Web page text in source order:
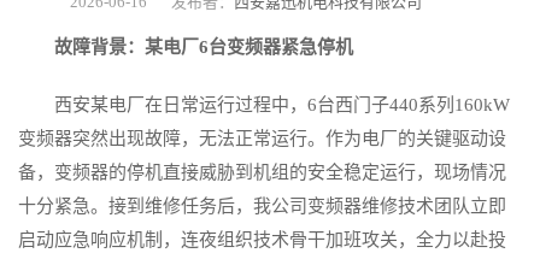
故障背景：某电厂6台变频器紧急停机
西安某电厂在日常运行过程中，6台西门子440系列160kW
变频器突然出现故障，无法正常运行。作为电厂的关键驱动设
备，变频器的停机直接威胁到机组的安全稳定运行，现场情况
十分紧急。接到维修任务后，我公司变频器维修技术团队立即
启动应急响应机制，连夜组织技术骨干加班攻关，全力以赴投